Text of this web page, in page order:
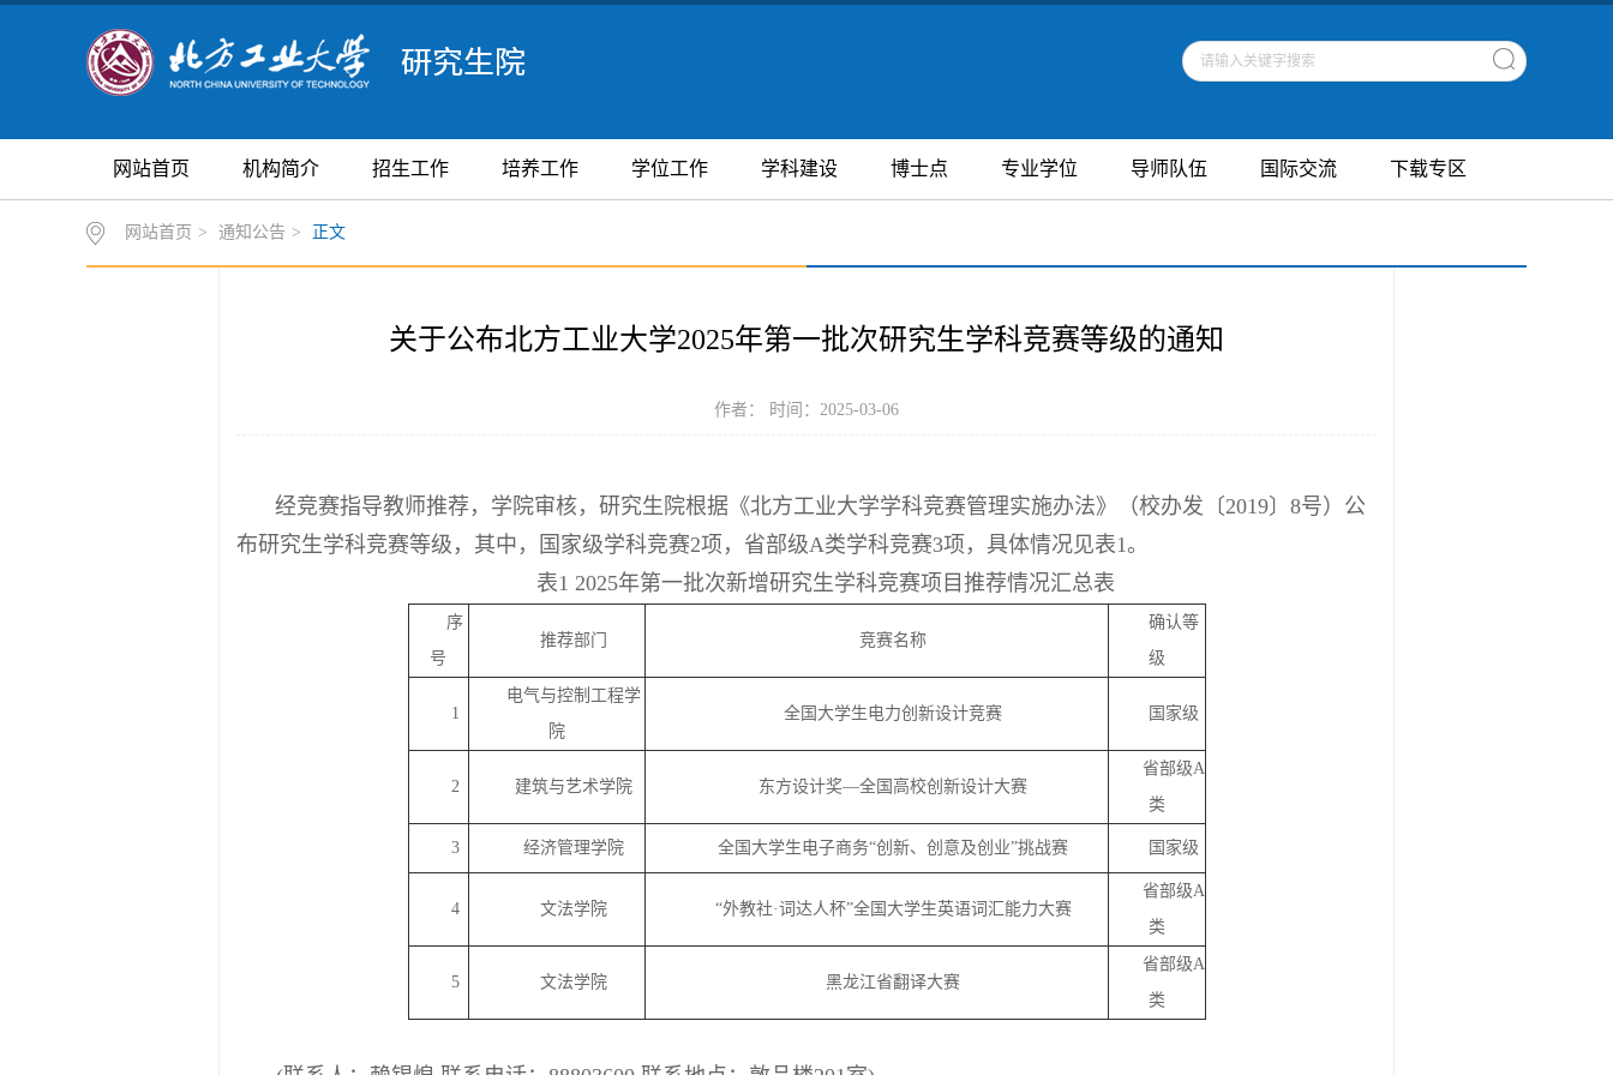
网站首页 机构简介 招生工作 培养工作 学位工作 学科建设 博士点 专业学位 导师队伍 国际交流 下载专区
网站首页 > 通知公告 > 正文
关于公布北方工业大学2025年第一批次研究生学科竞赛等级的通知
作者： 时间：2025-03-06
经竞赛指导教师推荐，学院审核，研究生院根据《北方工业大学学科竞赛管理实施办法》（校办发〔2019〕8号）公
布研究生学科竞赛等级，其中，国家级学科竞赛2项，省部级A类学科竞赛3项 ， 具体情况见表1。
表1 2025年第一批次新增研究生学科竞赛项目推荐情况汇总表
序
号
推荐部门 竞赛名称
确认等
级
1
电气与控制工程学
院
全国大学生电力创新设计竞赛 国家级
2 建筑与艺术学院 东方设计奖—全国高校创新设计大赛
省部级A
类
3 经济管理学院 全国大学生电子商务“创新、创意及创业”挑战赛 国家级
4 文法学院 “外教社·词达人杯”全国大学生英语词汇能力大赛
省部级A
类
5 文法学院 黑龙江省翻译大赛
省部级A
类